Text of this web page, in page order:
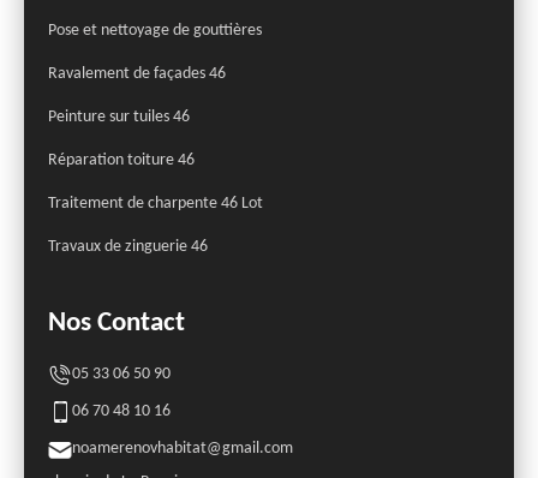
Pose et nettoyage de gouttières
Ravalement de façades 46
Peinture sur tuiles 46
Réparation toiture 46
Traitement de charpente 46 Lot
Travaux de zinguerie 46
Nos Contact
05 33 06 50 90
06 70 48 10 16
noamerenovhabitat@gmail.com